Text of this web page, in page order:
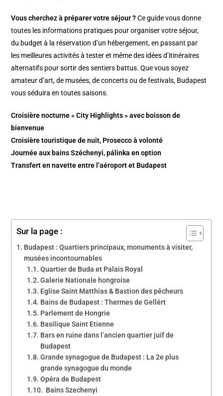
Vous cherchez à préparer votre séjour ?Ce guide vous donne
toutes les informations pratiques pour organiser votre séjour,
du budget à la réservation d’un hébergement, en passant par
les meilleures activités à tester et même des idées d’itinéraires
alternatifs pour sortir des sentiers battus. Que vous soyez
amateur d’art, de musées, de concerts ou de festivals, Budapest
vous séduira en toutes saisons.
Croisière nocturne « City Highlights » avec boisson de
bienvenue
Croisière touristique de nuit, Prosecco à volonté
Journée aux bains Széchenyi, pálinka en option
Transfert en navette entre l’aéroport et Budapest
Sur la page :
Budapest : Quartiers principaux, monuments à visiter,
musées incontournables
Quartier de Buda et Palais Royal
Galerie Nationale hongroise
Eglise Saint Matthias & Bastion des pêcheurs
Bains de Budapest : Thermes de Gellért
Parlement de Hongrie
Basilique Saint Etienne
Bars en ruine dans l’ancien quartier juif de
Budapest
Grande synagogue de Budapest : La 2e plus
grande synagogue du monde
Opéra de Budapest
Bains Szechenyi